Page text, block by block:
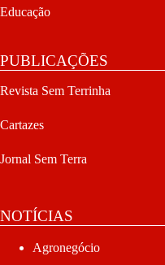
Educação
PUBLICAÇÕES
Revista Sem Terrinha
Cartazes
Jornal Sem Terra
NOTÍCIAS
Agronegócio